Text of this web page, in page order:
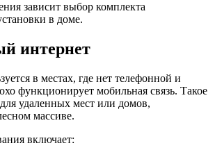
зависит выбор комплекта
в доме.
интернет
в местах, где нет телефонной и
функционирует мобильная связь. Такое
удаленных мест или домов,
массиве.
включает: